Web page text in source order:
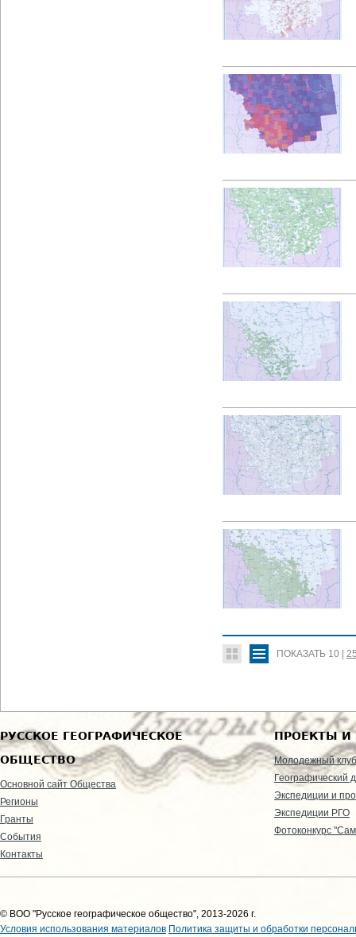
ПОКАЗАТЬ 10
РУССКОЕ ГЕОГРАФИЧЕСКОЕ
ОБЩЕСТВО
Основной сайт Общества
Регионы
Гранты
События
Контакты
ПРОЕКТЫ И
Молодежный клуб
Географический
Экспедиции и
Экспедиции РГО
Фотоконкурс
© ВОО "Русское географическое общество", 2013-2026 г.
Условия использования материалов Политика защиты и обработки